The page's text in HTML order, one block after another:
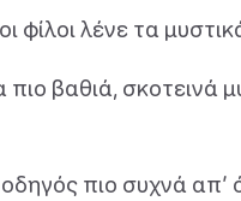
φίλοι λένε τα
βαθιά, σκοτεινά
πιο συχνά απ’